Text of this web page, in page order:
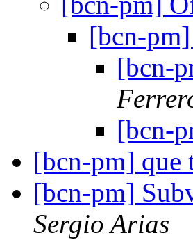
[bcn-
[bcn-
[bcn-
[bcn-pm] que
[bcn-pm]
Sergio Arias